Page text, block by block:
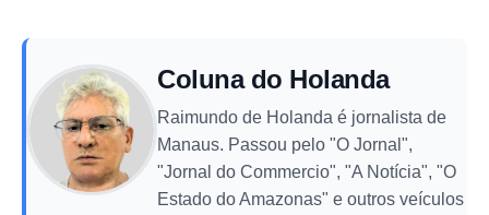
Coluna do Holanda
Raimundo de Holanda é jornalista de
Manaus. Passou pelo "O Jornal",
"Jornal do Commercio", "A Notícia", "O
Estado do Amazonas" e outros veículos